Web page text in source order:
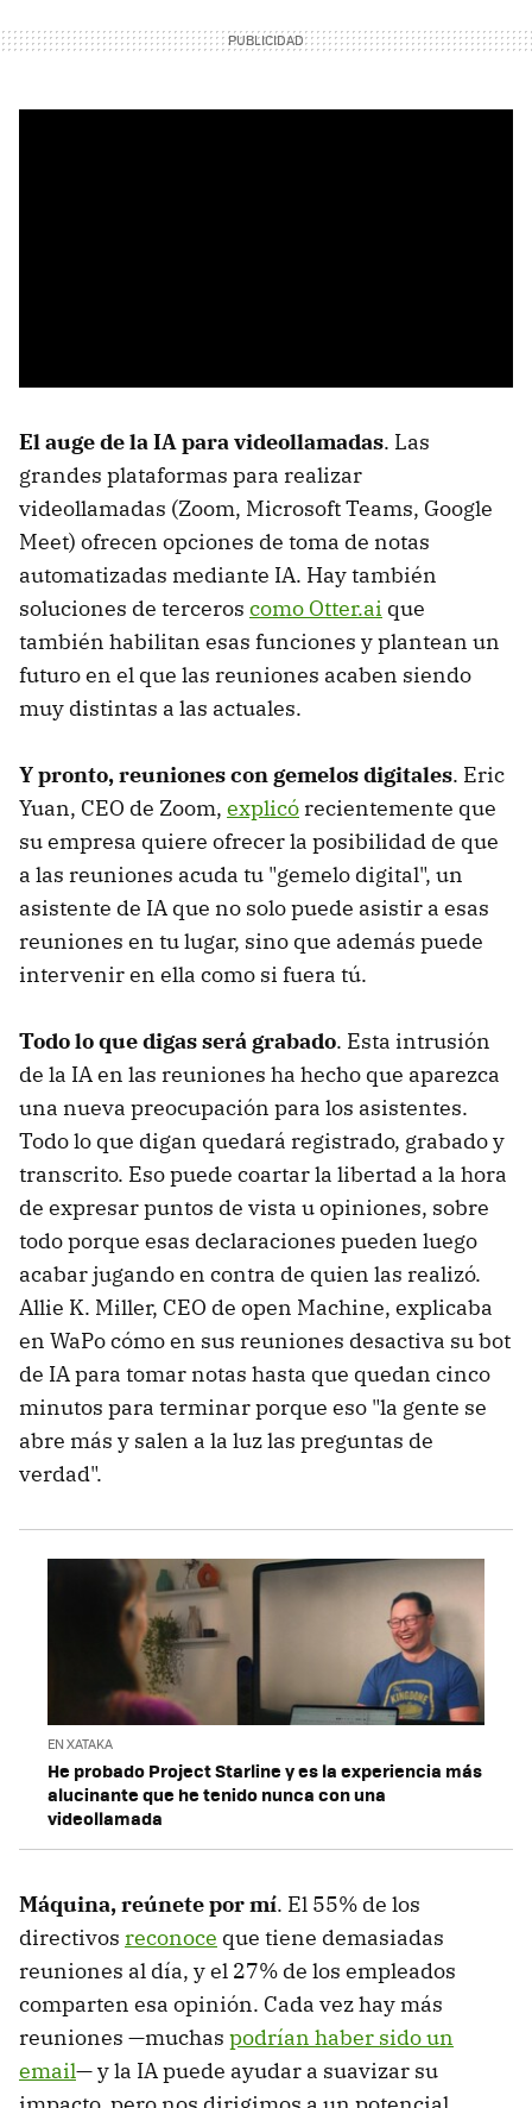
El auge de la IA para videollamadas. Las
grandes plataformas para realizar
videollamadas (Zoom, Microsoft Teams, Google
Meet) ofrecen opciones de toma de notas
automatizadas mediante IA. Hay también
soluciones de terceros como Otter.ai que
también habilitan esas funciones y plantean un
futuro en el que las reuniones acaben siendo
muy distintas a las actuales.
Y pronto, reuniones con gemelos digitales. Eric
Yuan, CEO de Zoom, explicó recientemente que
su empresa quiere ofrecer la posibilidad de que
a las reuniones acuda tu "gemelo digital", un
asistente de IA que no solo puede asistir a esas
reuniones en tu lugar, sino que además puede
intervenir en ella como si fuera tú.
Todo lo que digas será grabado. Esta intrusión
de la IA en las reuniones ha hecho que aparezca
una nueva preocupación para los asistentes.
Todo lo que digan quedará registrado, grabado y
transcrito. Eso puede coartar la libertad a la hora
de expresar puntos de vista u opiniones, sobre
todo porque esas declaraciones pueden luego
acabar jugando en contra de quien las realizó.
Allie K. Miller, CEO de open Machine, explicaba
en WaPo cómo en sus reuniones desactiva su bot
de IA para tomar notas hasta que quedan cinco
minutos para terminar porque eso "la gente se
abre más y salen a la luz las preguntas de
verdad".
EN XATAKA
He probado Project Starline y es la experiencia más
alucinante que he tenido nunca con una
videollamada
Máquina, reúnete por mí. El 55% de los
directivos reconoce que tiene demasiadas
reuniones al día, y el 27% de los empleados
comparten esa opinión. Cada vez hay más
reuniones —muchas podrían haber sido un
email— y la IA puede ayudar a suavizar su